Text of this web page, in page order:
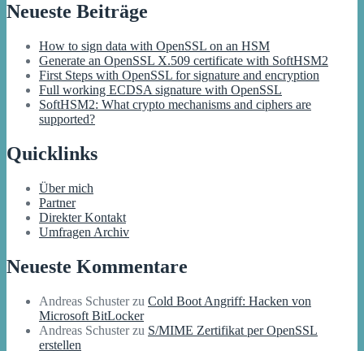
Neueste Beiträge
How to sign data with OpenSSL on an HSM
Generate an OpenSSL X.509 certificate with SoftHSM2
First Steps with OpenSSL for signature and encryption
Full working ECDSA signature with OpenSSL
SoftHSM2: What crypto mechanisms and ciphers are
supported?
Quicklinks
Über mich
Partner
Direkter Kontakt
Umfragen Archiv
Neueste Kommentare
Andreas Schusterzu Cold Boot Angriff: Hacken von
Microsoft BitLocker
Andreas Schusterzu S/MIME Zertifikat per OpenSSL
erstellen